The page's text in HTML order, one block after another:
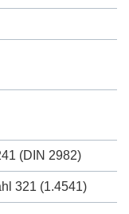
(DIN 2982)
321 (1.4541)